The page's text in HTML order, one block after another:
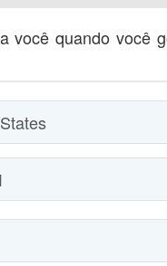
você quando você